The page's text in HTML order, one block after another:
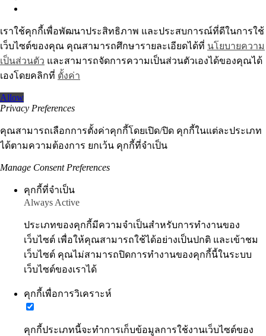
เราใช้คุกกี้เพื่อพัฒนาประสิทธิภาพ และประสบการณ์ที่ดีในการใช้
เว็บไซต์ของคุณ คุณสามารถศึกษารายละเอียดได้ที่ นโยบายความ
เป็นส่วนตัว และสามารถจัดการความเป็นส่วนตัวเองได้ของคุณได้
เองโดยคลิกที่ ตั้งค่า
Allow
Privacy Preferences
คุณสามารถเลือกการตั้งค่าคุกกี้โดยเปิด/ปิด คุกกี้ในแต่ละประเภท
ได้ตามความต้องการ ยกเว้น คุกกี้ที่จำเป็น
Manage Consent Preferences
คุกกี้ที่จำเป็น
Always Active
ประเภทของคุกกี้มีความจำเป็นสำหรับการทำงานของ
เว็บไซต์ เพื่อให้คุณสามารถใช้ได้อย่างเป็นปกติ และเข้าชม
เว็บไซต์ คุณไม่สามารถปิดการทำงานของคุกกี้นี้ในระบบ
เว็บไซต์ของเราได้
คุกกี้เพื่อการวิเคราะห์
คุกกี้ประเภทนี้จะทำการเก็บข้อมูลการใช้งานเว็บไซต์ของ